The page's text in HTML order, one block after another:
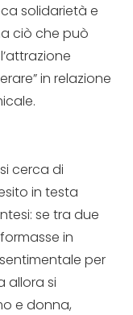
solidarietà e
ciò che può
in relazione
cerca di
in testa
se tra due
in
per
allora si
e donna,